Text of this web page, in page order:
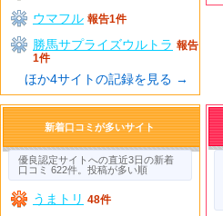
ウマフル 報告1件
勝馬サプライズウルトラ 報告
1件
ほか4サイトの記録を見る →
新着口コミが多いサイト
優良認定サイトへの直近3日の新着
口コミ 622件。投稿が多い順
うまトリ 48件